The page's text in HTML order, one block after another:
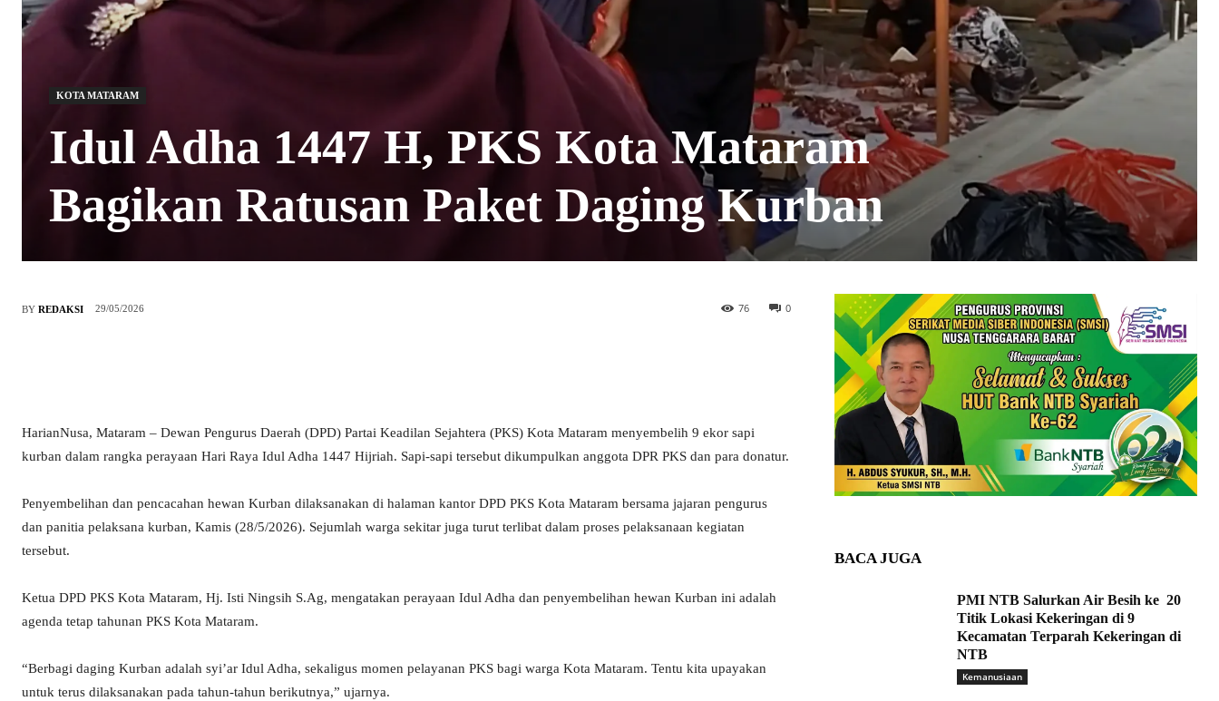
KOTA MATARAM
Idul Adha 1447 H, PKS Kota Mataram
Bagikan Ratusan Paket Daging Kurban
BY REDAKSI 29/05/2026 0
76
HarianNusa, Mataram – Dewan Pengurus Daerah (DPD) Partai Keadilan Sejahtera (PKS) Kota Mataram menyembelih 9 ekor sapi
kurban dalam rangka perayaan Hari Raya Idul Adha 1447 Hijriah. Sapi-sapi tersebut dikumpulkan anggota DPR PKS dan para donatur.
Penyembelihan dan pencacahan hewan Kurban dilaksanakan di halaman kantor DPD PKS Kota Mataram bersama jajaran pengurus
dan panitia pelaksana kurban, Kamis (28/5/2026). Sejumlah warga sekitar juga turut terlibat dalam proses pelaksanaan kegiatan
tersebut.
Ketua DPD PKS Kota Mataram, Hj. Isti Ningsih S.Ag, mengatakan perayaan Idul Adha dan penyembelihan hewan Kurban ini adalah
agenda tetap tahunan PKS Kota Mataram.
“Berbagi daging Kurban adalah syi’ar Idul Adha, sekaligus momen pelayanan PKS bagi warga Kota Mataram. Tentu kita upayakan
untuk terus dilaksanakan pada tahun-tahun berikutnya,” ujarnya.
BACA JUGA
PMI NTB Salurkan Air Besih ke 20
Titik Lokasi Kekeringan di 9
Kecamatan Terparah Kekeringan di
NTB
Kemanusiaan